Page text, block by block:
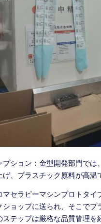
プション：金型開発部門では
げ、プラスチック原料が高温
マセラピーマシンプロトタイ
ショップに送られ、そこで
ステップは厳格な品質管理を